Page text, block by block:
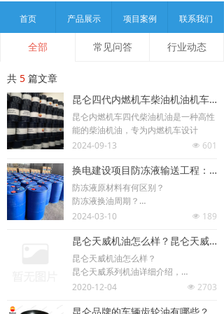
首页 产品展示 项目案例 联系我们
全部 常见问答 行业动态
共 5 篇文章
昆仑四代内燃机车柴油机油机车头换油服务 兰炼铁路内燃机车机车头润滑油
昆仑内燃机车四代柴油机油是一种高性
能的柴油机油，专为内燃机车设计
넶 601
2024-09-13
换电建设项目防冻液输送工程：防冻液原材料有何区别，防冻液换油周期，防冻液有何用途作用，冷却液使用注意事项，冷却液存储要求，防冻液为啥不同品牌颜色不一样呢
防冻液原材料有何区别？
防冻液换油周期？
防冻液有何用途作用？
一览表
防冻液为啥不同品牌颜色不一样呢
乙二醇(最主流95%)沸点高 挥发性小 热
넶 189
2024-03-10
昆仑天威机油怎么样？昆仑天威系列机油详细介绍，昆仑天威柴油机油用油推荐，及换油里程推荐。
昆仑天威机油怎么样？
昆仑天威系列机油详细介绍，
昆仑天威柴油机油用油推荐，及换油里
昆仑产品防伪说明及识别方法
넶 2703
2020-12-04